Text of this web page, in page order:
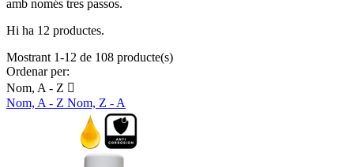
amb només tres passos.
Hi ha 12 productes.
Mostrant 1-12 de 108 producte(s)
Ordenar per:
Nom, A - Z 
Nom, A - Z Nom, Z - A